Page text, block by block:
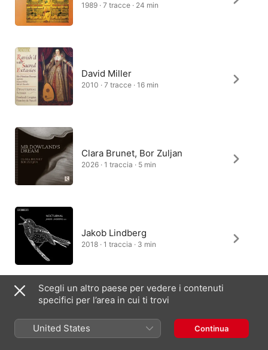
1989 · 7 tracce · 24 min
David Miller
2010 · 7 tracce · 16 min
Clara Brunet, Bor Zuljan
2026 · 1 traccia · 5 min
Jakob Lindberg
2018 · 1 traccia · 3 min
2014 · 1 traccia · 2 min
Scegli un altro paese per vedere i contenuti
specifici per l’area in cui ti trovi
United States Continua